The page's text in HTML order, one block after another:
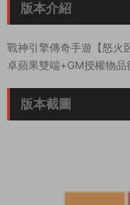
版本介紹
戰神引擎傳奇手遊【怒火
卓蘋果雙端+GM授權物
版本截圖